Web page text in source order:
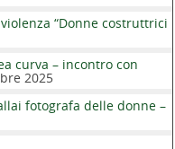
violenza “Donne costruttrici
curva – incontro con
2025
fotografa delle donne –